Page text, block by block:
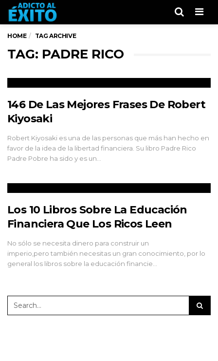
HOME TAG ARCHIVE
TAG: PADRE RICO
146 De Las Mejores Frases De Robert
Kiyosaki
Robert Kiyosaki es una de las personas que más han hecho en
favor de la idea de la libertad financiera. Su libro Padre Rico
Padre Pobre ha sido y es un…
Los 10 Libros Sobre La Educación
Financiera Que Los Ricos Leen
No sólo se necesita dinero para construir un
imperio,pero también necesitas un gran conocimiento, por lo
general los libros sobre la educación financie…